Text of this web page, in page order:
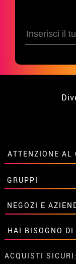
ATTENZIONE AL
• Su di noi
• Condizioni di
• Avviso legale
• Attenzione al
• Utilizzo dei
•Impostazioni
GRUPPI
Sconti speciali per
Contattaci qui
NEGOZI E
Sconti speciali per
Contattaci qui
HAI BISOGNO DI
Non ho ancora
ACQUISTI SICURI: